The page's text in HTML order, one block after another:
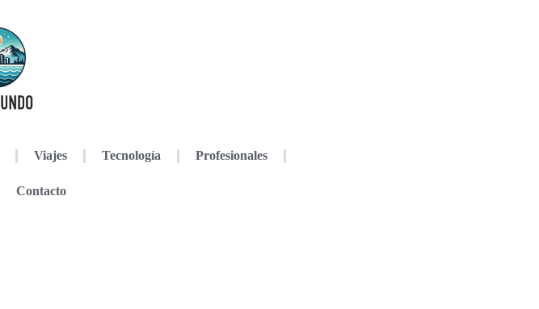
Viajes Tecnología Profesionales
Contacto